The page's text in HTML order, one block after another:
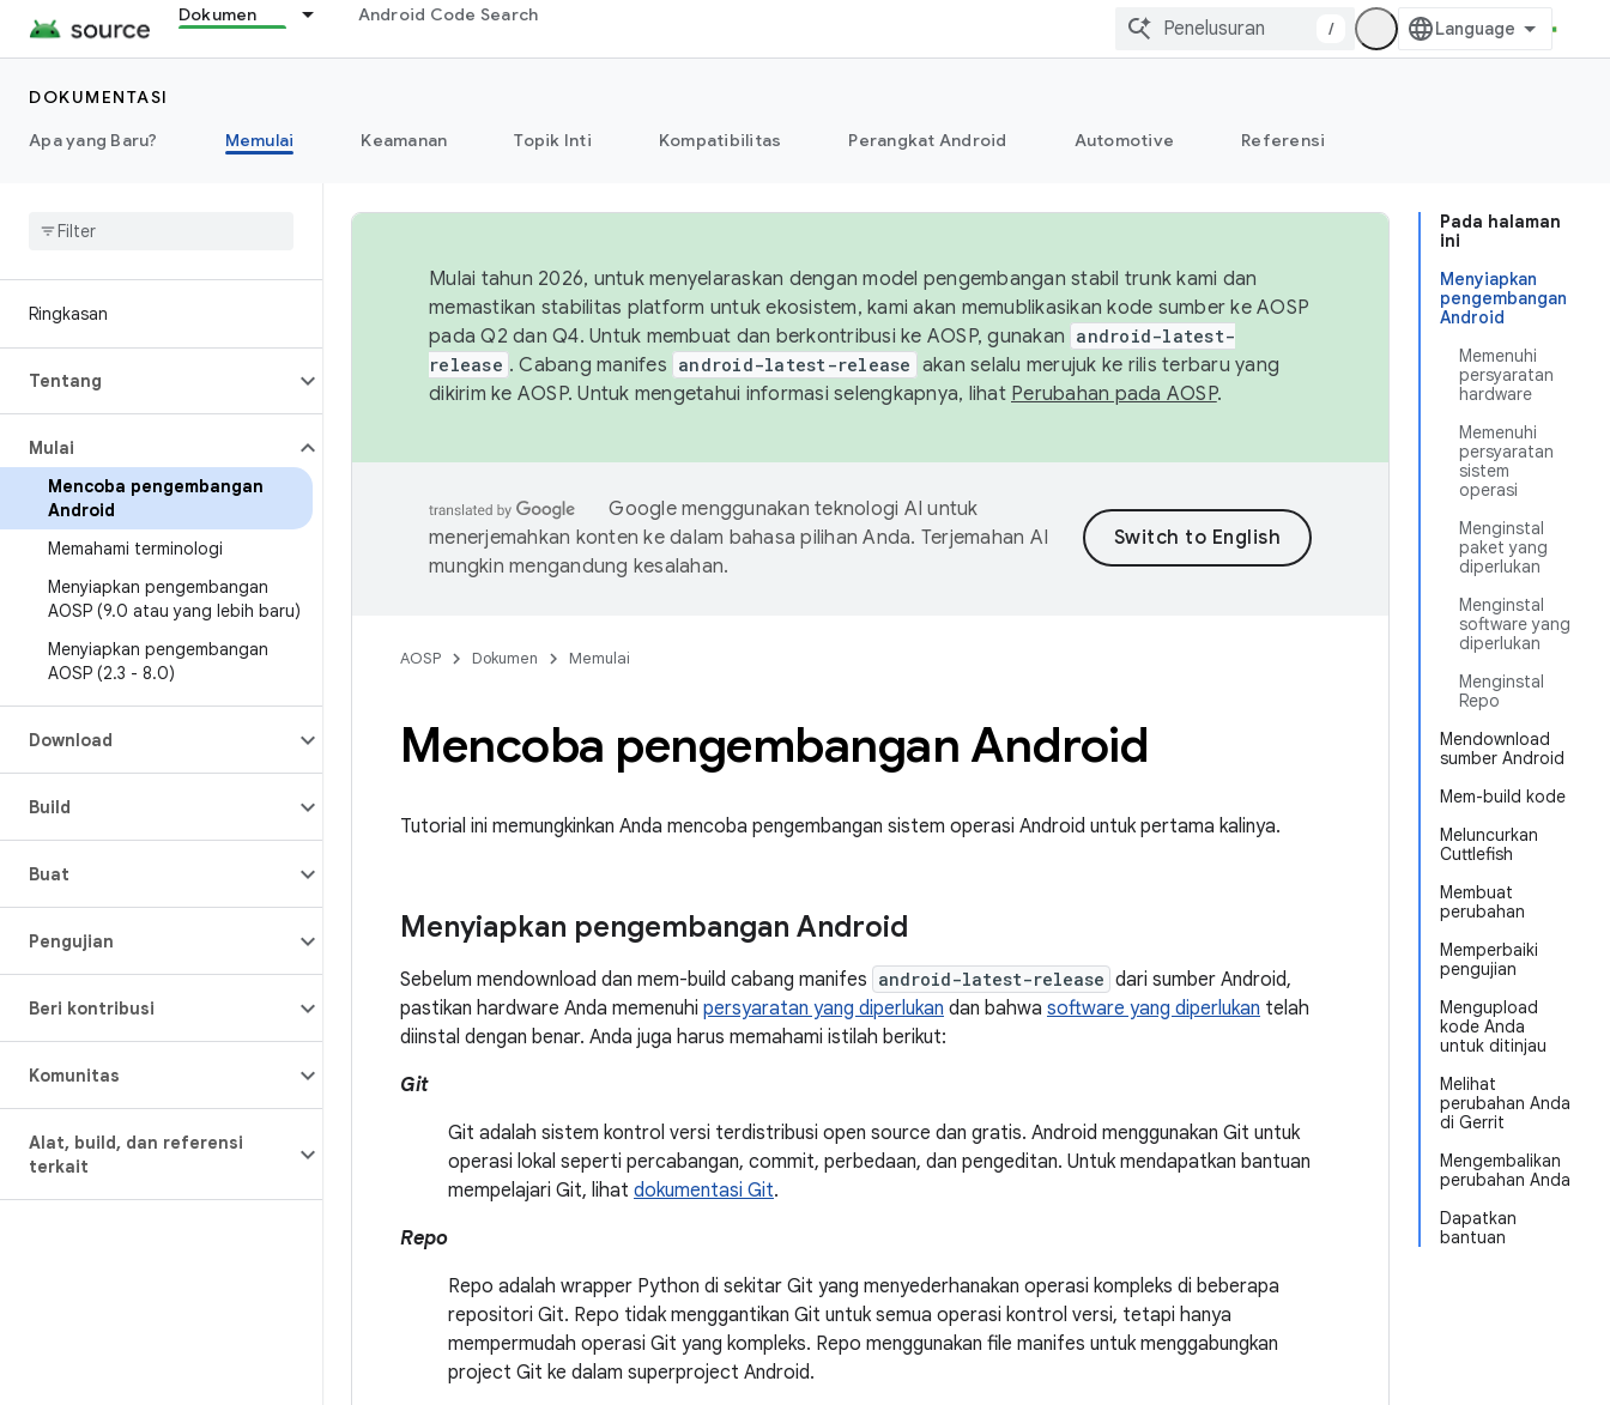
Dokumen Android Code Search
/
DOKUMENTASI
Apa yang Baru?
Memulai Keamanan Topik Inti Kompatibilitas Perangkat Android Automotive Referensi
Ringkasan
Tentang
Mulai
Mencoba pengembangan
Android
Memahami terminologi
Menyiapkan pengembangan
AOSP (9.0 atau yang lebih baru)
Menyiapkan pengembangan
AOSP (2.3 - 8.0)
Download
Build
Buat
Pengujian
Beri kontribusi
Komunitas
Alat, build, dan referensi
terkait
Pada halaman
ini
Menyiapkan
pengembangan
Android
Memenuhi
persyaratan
hardware
Memenuhi
persyaratan
sistem
operasi
Menginstal
paket yang
diperlukan
Menginstal
software yang
diperlukan
Menginstal
Repo
Mendownload
sumber Android
Mem-build kode
Meluncurkan
Cuttlefish
Membuat
perubahan
Memperbaiki
pengujian
Mengupload
kode Anda
untuk ditinjau
Melihat
perubahan Anda
di Gerrit
Mengembalikan
perubahan Anda
Dapatkan
bantuan
Mulai tahun 2026, untuk menyelaraskan dengan model pengembangan stabil trunk kami dan
memastikan stabilitas platform untuk ekosistem, kami akan memublikasikan kode sumber ke AOSP
pada Q2 dan Q4. Untuk membuat dan berkontribusi ke AOSP, gunakan android-latest-
release . Cabang manifes android-latest-release akan selalu merujuk ke rilis terbaru yang
dikirim ke AOSP. Untuk mengetahui informasi selengkapnya, lihat Perubahan pada AOSP.
Google menggunakan teknologi AI untuk
menerjemahkan konten ke dalam bahasa pilihan Anda. Terjemahan AI
mungkin mengandung kesalahan.
AOSP Dokumen Memulai
Mencoba pengembangan Android
Tutorial ini memungkinkan Anda mencoba pengembangan sistem operasi Android untuk pertama kalinya.
Menyiapkan pengembangan Android
Sebelum mendownload dan mem-build cabang manifes android-latest-release dari sumber Android,
pastikan hardware Anda memenuhi persyaratan yang diperlukan dan bahwa software yang diperlukan telah
diinstal dengan benar. Anda juga harus memahami istilah berikut:
Git
Git adalah sistem kontrol versi terdistribusi open source dan gratis. Android menggunakan Git untuk
operasi lokal seperti percabangan, commit, perbedaan, dan pengeditan. Untuk mendapatkan bantuan
mempelajari Git, lihat dokumentasi Git.
Repo
Repo adalah wrapper Python di sekitar Git yang menyederhanakan operasi kompleks di beberapa
repositori Git. Repo tidak menggantikan Git untuk semua operasi kontrol versi, tetapi hanya
mempermudah operasi Git yang kompleks. Repo menggunakan file manifes untuk menggabungkan
project Git ke dalam superproject Android.